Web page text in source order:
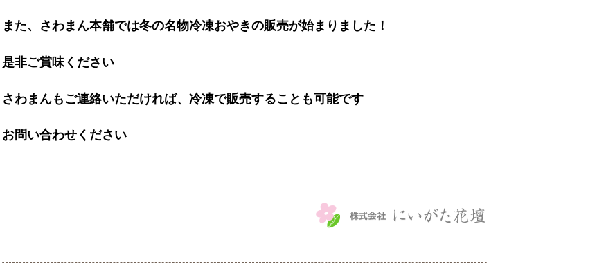
また、さわまん本舗では冬の名物冷凍おやきの販売が始まりました！
是非ご賞味ください
さわまんもご連絡いただければ、冷凍で販売することも可能です
お問い合わせください